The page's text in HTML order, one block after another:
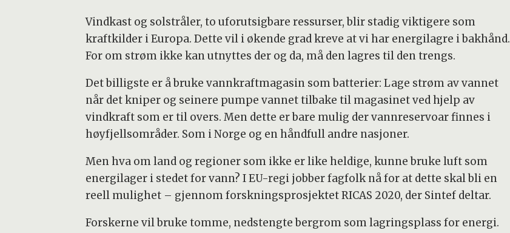
Vindkast og solstråler, to uforutsigbare ressurser, blir stadig viktigere som
kraftkilder i Europa. Dette vil i økende grad kreve at vi har energilagre i bakhånd.
For om strøm ikke kan utnyttes der og da, må den lagres til den trengs.
Det billigste er å bruke vannkraftmagasin som batterier: Lage strøm av vannet
når det kniper og seinere pumpe vannet tilbake til magasinet ved hjelp av
vindkraft som er til overs. Men dette er bare mulig der vannreservoar finnes i
høyfjellsområder. Som i Norge og en håndfull andre nasjoner.
Men hva om land og regioner som ikke er like heldige, kunne bruke luft som
energilager i stedet for vann? I EU-regi jobber fagfolk nå for at dette skal bli en
reell mulighet – gjennom forskningsprosjektet RICAS 2020, der Sintef deltar.
Forskerne vil bruke tomme, nedstengte bergrom som lagringsplass for energi.